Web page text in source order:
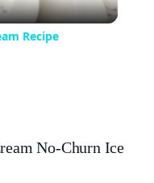
Recipe
No-Churn Ice